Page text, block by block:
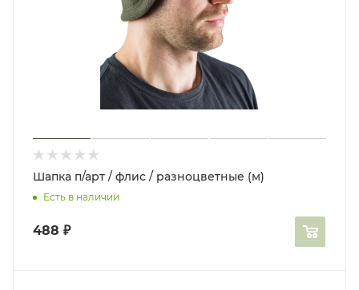
Шапка п/арт / флис / разноцветные (м)
Есть в наличии
488 ₽